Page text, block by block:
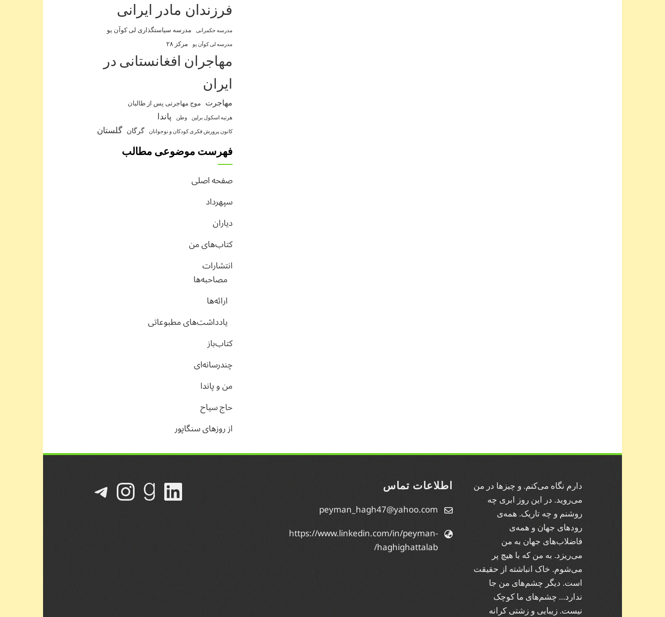
فرزندان مادر ایرانی
مدرسه حکمرانی مدرسه سیاستگذاری لی کوآن یو
مدرسه لی کوآن یو مرکز ۲۸
مهاجران افغانستانی در
ایران
مهاجرت موج مهاجرتی پس از طالبان
هرتیه اسکول برلین وطن پاندا
کانون پرورش فکری کودکان و نوجوانان گرگان گلستان
فهرست موضوعی مطالب
صفحه اصلی
سپهرداد
دیاران
کتاب‌های من
انتشارات
مصاحبه‌ها
ارائه‌ها
یادداشت‌های مطبوعاتی
کتاب‌باز
چندرسانه‌ای
من و پاندا
حاج سیاح
از روزهای سنگاپور
دارم نگاه می‌کنم. و چیز‌ها در من
می‌روید. در این روز ابری چه
روشنم و چه تاریک. همه‌ی
رودهای جهان و همه‌ی
فاضلاب‌های جهان به من
می‌ریزد. به من که با هیچ پر
می‌شوم. خاک انباشته از حقیقت
است. دیگر چشم‌های من جا
ندارد… چشم‌های ما کوچک
نیست. زیبایی و زشتی کرانه
اطلاعات تماس
peyman_hagh47@yahoo.com
https://www.linkedin.com/in/peyman-
haghighattalab/
لینکداین
گودریدز
اینستاگرم
تلگرام